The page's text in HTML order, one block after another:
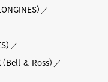
）
Bell ＆ Ross）